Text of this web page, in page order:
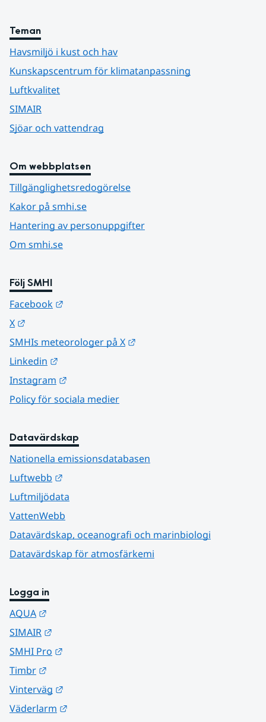
Teman
Havsmiljö i kust och hav
Kunskapscentrum för klimatanpassning
Luftkvalitet
SIMAIR
Sjöar och vattendrag
Om webbplatsen
Tillgänglighetsredogörelse
Kakor på smhi.se
Hantering av personuppgifter
Om smhi.se
Följ SMHI
Facebook
X
SMHIs meteorologer på X
Linkedin
Instagram
Policy för sociala medier
Datavärdskap
Nationella emissionsdatabasen
Luftwebb
Luftmiljödata
VattenWebb
Datavärdskap, oceanografi och marinbiologi
Datavärdskap för atmosfärkemi
Logga in
AQUA
SIMAIR
SMHI Pro
Timbr
Vinterväg
Väderlarm